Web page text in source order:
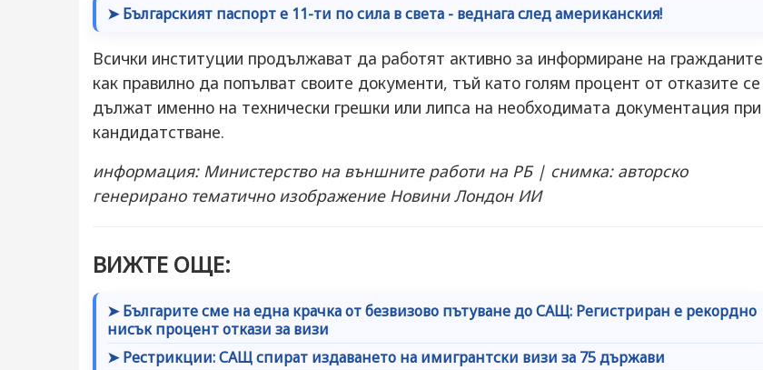
➤ Българският паспорт е 11-ти по сила в света - веднага след американския!
Всички институции продължават да работят активно за информиране на гражданите
как правилно да попълват своите документи, тъй като голям процент от отказите се
дължат именно на технически грешки или липса на необходимата документация при
кандидатстване.
информация: Министерство на външните работи на РБ | снимка: авторско
генерирано тематично изображение Новини Лондон ИИ
ВИЖТЕ ОЩЕ:
➤ Българите сме на една крачка от безвизово пътуване до САЩ: Регистриран е рекордно
нисък процент откази за визи
➤ Рестрикции: САЩ спират издаването на имигрантски визи за 75 държави